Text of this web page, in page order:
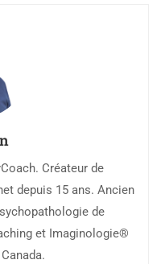
Créateur de
depuis 15 ans. Ancien
de
et Imaginologie®